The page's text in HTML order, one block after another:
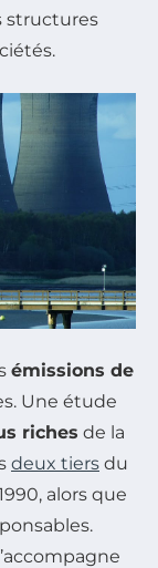
structures
émissions de
Une étude
riches de la
deux tiers du
alors que